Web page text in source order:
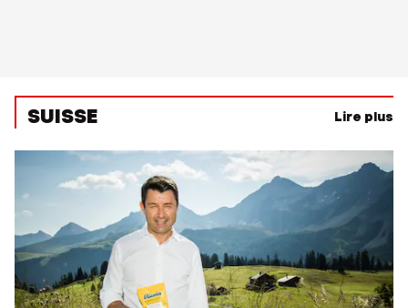
SUISSE Lire plus